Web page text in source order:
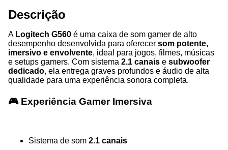
Descrição
A Logitech G560 é uma caixa de som gamer de alto
desempenho desenvolvida para oferecer som potente,
imersivo e envolvente, ideal para jogos, filmes, músicas
e setups gamers. Com sistema 2.1 canais e subwoofer
dedicado, ela entrega graves profundos e áudio de alta
qualidade para uma experiência sonora completa.
🎮 Experiência Gamer Imersiva
Sistema de som 2.1 canais